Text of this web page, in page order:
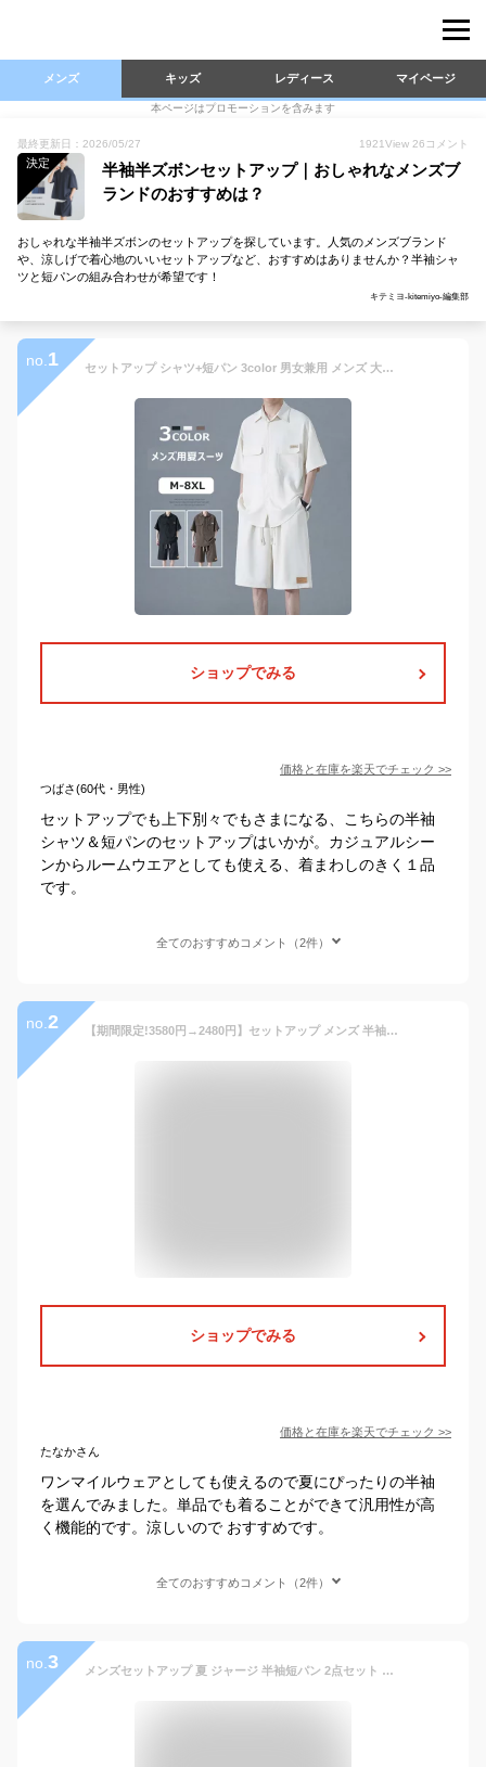
メンズ キッズ レディース マイページ
本ページはプロモーションを含みます
最終更新日：2026/05/27 1921View 26 コメント
決定
半袖半ズボンセットアップ｜おしゃれなメンズブ
ランドのおすすめは？
おしゃれな半袖半ズボンのセットアップを探しています。人気のメンズブランド
や、涼しげで着心地のいいセットアップなど、おすすめはありませんか？半袖シャ
ツと短パンの組み合わせが希望です！
キテミヨ-kitemiyo-編集部
no. 1 セットアップ シャツ+短パン 3color 男女兼用 メンズ 大きいサイズ セットアップ メンズ スウェット 上下 ジャージ ブランド スポーツ カジュアル 春 夏 秋 上下セット 夏服 5分袖 カジュアル 涼しい オシャレ Tシャツ 作業服 半袖 短パン
ショップでみる
価格と在庫を楽天でチェック >>
つばさ(60代・男性)
セットアップでも上下別々でもさまになる、こちらの半袖
シャツ＆短パンのセットアップはいかが。カジュアルシー
ンからルームウエアとしても使える、着まわしのきく１品
です。
全てのおすすめコメント（2件）
no. 2 【期間限定!3580円→2480円】セットアップ メンズ 半袖 夏 服 大きいサイズ 2点セット 上下セット tシャツ ジャージ トップス ショートパンツ ハーフパンツ 半ズボン スポーツウェア スウェット オフルームウエア 半袖短パン ゆったり
ショップでみる
価格と在庫を楽天でチェック >>
たなかさん
ワンマイルウェアとしても使えるので夏にぴったりの半袖
を選んでみました。単品でも着ることができて汎用性が高
く機能的です。涼しいので おすすめです。
全てのおすすめコメント（2件）
no. 3 メンズセットアップ 夏 ジャージ 半袖短パン 2点セット 上下セット 切り替え 短パン シャツ 半袖シャツ ハーフパンツ ルームウェア 大きいサイズ 父の日